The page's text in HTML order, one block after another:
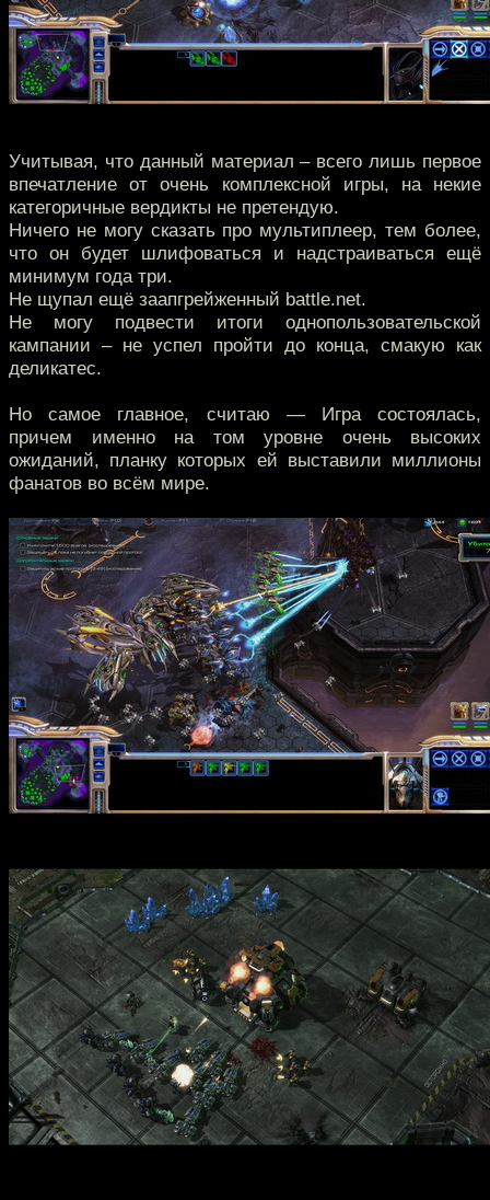
Учитывая, что данный материал – всего лишь первое
впечатление от очень комплексной игры, на некие
категоричные вердикты не претендую.
Ничего не могу сказать про мультиплеер, тем более,
что он будет шлифоваться и надстраиваться ещё
минимум года три.
Не щупал ещё заапгрейженный battle.net.
Не могу подвести итоги однопользовательской
кампании – не успел пройти до конца, смакую как
деликатес.
Но самое главное, считаю — Игра состоялась,
причем именно на том уровне очень высоких
ожиданий, планку которых ей выставили миллионы
фанатов во всём мире.